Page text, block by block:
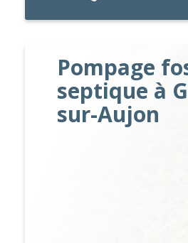
Pompage
septique à
sur-Aujon